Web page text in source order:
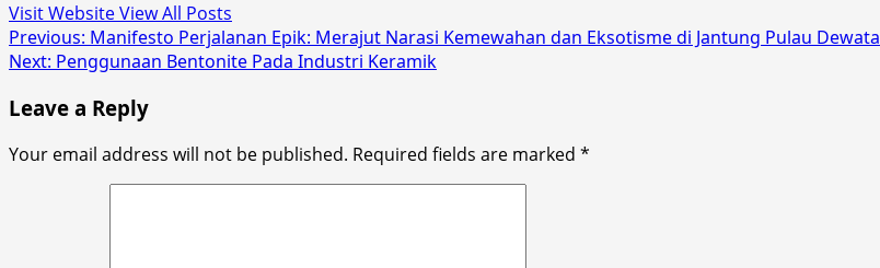
Visit WebsiteView All Posts
Post
navigation
Previous: Manifesto Perjalanan Epik: Merajut Narasi Kemewahan dan Eksotisme di Jantung Pulau Dewata
Next: Penggunaan Bentonite Pada Industri Keramik
Leave a Reply
Your email address will not be published. Required fields are marked *